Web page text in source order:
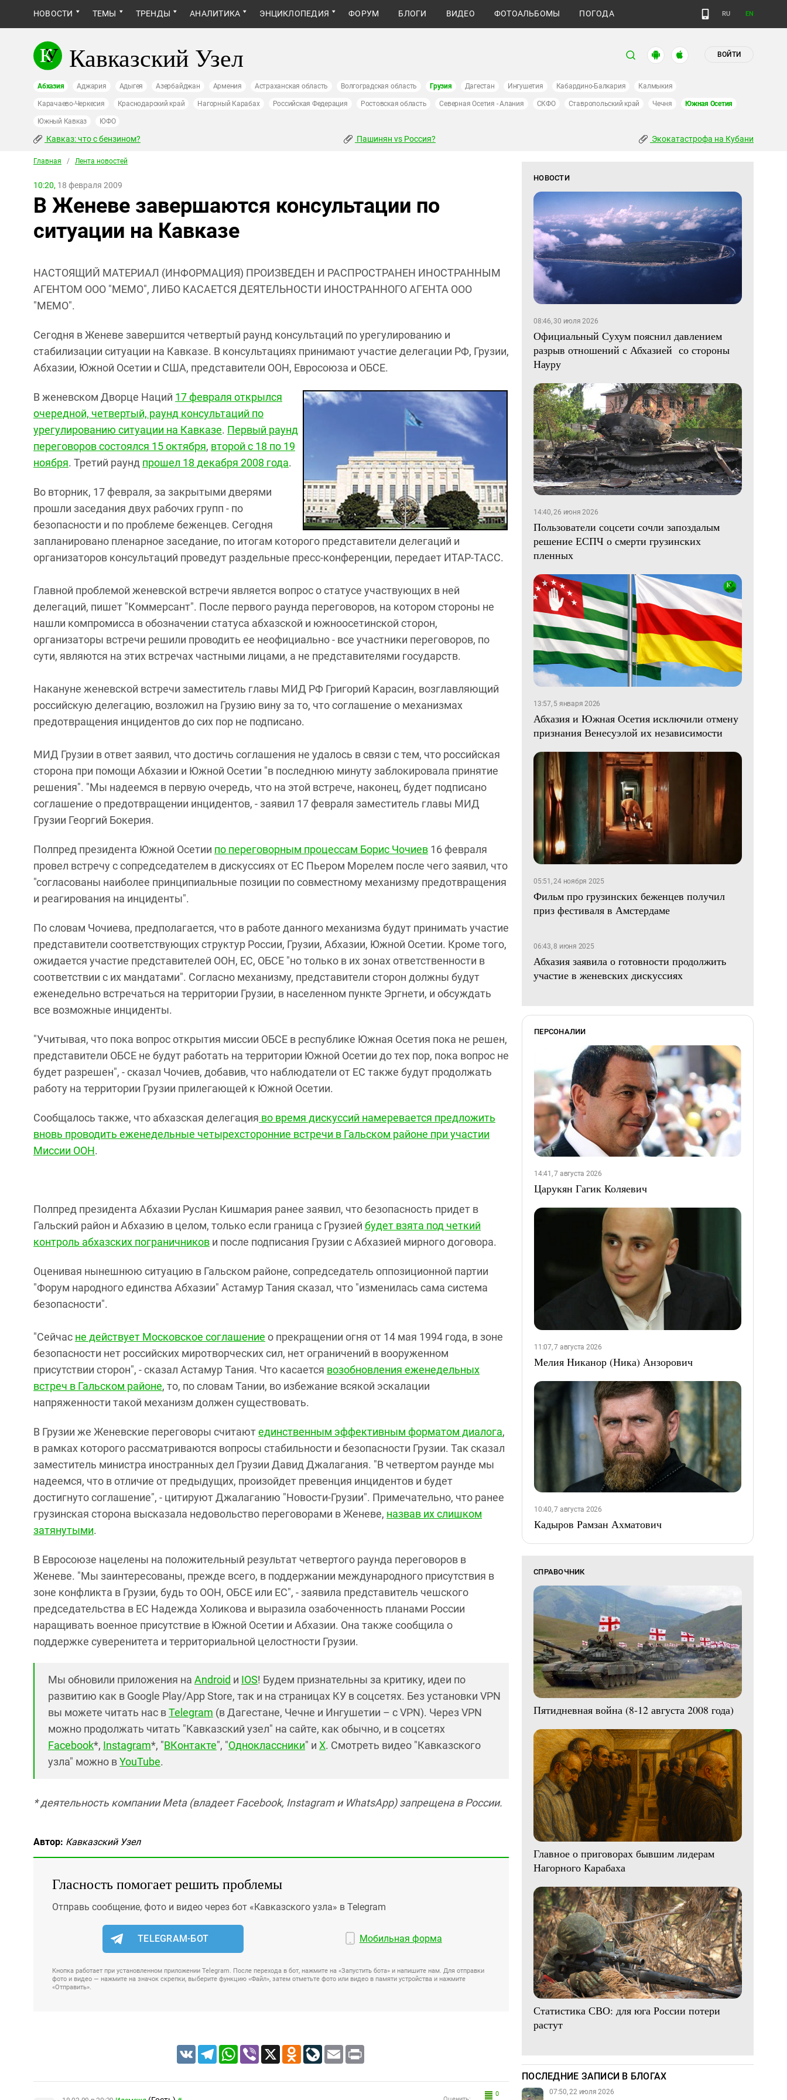
НОВОСТИ ТЕМЫ ТРЕНДЫ АНАЛИТИКА ЭНЦИКЛОПЕДИЯ ФОРУМ БЛОГИ ВИДЕО ФОТОАЛЬБОМЫ ПОГОДА RU EN
Кавказский Узел ВОЙТИ
Абхазия Аджария Адыгея Азербайджан Армения Астраханская область Волгоградская область Грузия Дагестан Ингушетия Кабардино-Балкария Калмыкия
Карачаево-Черкесия Краснодарский край Нагорный Карабах Российская Федерация Ростовская область Северная Осетия - Алания СКФО Ставропольский край Чечня Южная Осетия
Южный Кавказ ЮФО
Кавказ: что с бензином? Пашинян vs Россия? Экокатастрофа на Кубани
Главная / Лента новостей
10:20, 18 февраля 2009
В Женеве завершаются консультации по
ситуации на Кавказе
НАСТОЯЩИЙ МАТЕРИАЛ (ИНФОРМАЦИЯ) ПРОИЗВЕДЕН И РАСПРОСТРАНЕН ИНОСТРАННЫМ
АГЕНТОМ ООО "МЕМО", ЛИБО КАСАЕТСЯ ДЕЯТЕЛЬНОСТИ ИНОСТРАННОГО АГЕНТА ООО
"МЕМО".
Сегодня в Женеве завершится четвертый раунд консультаций по урегулированию и
стабилизации ситуации на Кавказе. В консультациях принимают участие делегации РФ, Грузии,
Абхазии, Южной Осетии и США, представители ООН, Евросоюза и ОБСЕ.
В женевском Дворце Наций 17 февраля открылся
очередной, четвертый, раунд консультаций по
урегулированию ситуации на Кавказе. Первый раунд
переговоров состоялся 15 октября, второй с 18 по 19
ноября. Третий раунд прошел 18 декабря 2008 года.
Во вторник, 17 февраля, за закрытыми дверями
прошли заседания двух рабочих групп - по
безопасности и по проблеме беженцев. Сегодня
запланировано пленарное заседание, по итогам которого представители делегаций и
организаторов консультаций проведут раздельные пресс-конференции, передает ИТАР-ТАСС.
Главной проблемой женевской встречи является вопрос о статусе участвующих в ней
делегаций, пишет "Коммерсант". После первого раунда переговоров, на котором стороны не
нашли компромисса в обозначении статуса абхазской и южноосетинской сторон,
организаторы встречи решили проводить ее неофициально - все участники переговоров, по
сути, являются на этих встречах частными лицами, а не представителями государств.
Накануне женевской встречи заместитель главы МИД РФ Григорий Карасин, возглавляющий
российскую делегацию, возложил на Грузию вину за то, что соглашение о механизмах
предотвращения инцидентов до сих пор не подписано.
МИД Грузии в ответ заявил, что достичь соглашения не удалось в связи с тем, что российская
сторона при помощи Абхазии и Южной Осетии "в последнюю минуту заблокировала принятие
решения". "Мы надеемся в первую очередь, что на этой встрече, наконец, будет подписано
соглашение о предотвращении инцидентов, - заявил 17 февраля заместитель главы МИД
Грузии Георгий Бокерия.
Полпред президента Южной Осетии по переговорным процессам Борис Чочиев 16 февраля
провел встречу с сопредседателем в дискуссиях от ЕС Пьером Морелем после чего заявил, что
"согласованы наиболее принципиальные позиции по совместному механизму предотвращения
и реагирования на инциденты".
По словам Чочиева, предполагается, что в работе данного механизма будут принимать участие
представители соответствующих структур России, Грузии, Абхазии, Южной Осетии. Кроме того,
ожидается участие представителей ООН, ЕС, ОБСЕ "но только в их зонах ответственности в
соответствии с их мандатами". Согласно механизму, представители сторон должны будут
еженедельно встречаться на территории Грузии, в населенном пункте Эргнети, и обсуждать
все возможные инциденты.
"Учитывая, что пока вопрос открытия миссии ОБСЕ в республике Южная Осетия пока не решен,
представители ОБСЕ не будут работать на территории Южной Осетии до тех пор, пока вопрос не
будет разрешен", - сказал Чочиев, добавив, что наблюдатели от ЕС также будут продолжать
работу на территории Грузии прилегающей к Южной Осетии.
Сообщалось также, что абхазская делегация во время дискуссий намеревается предложить
вновь проводить еженедельные четырехсторонние встречи в Гальском районе при участии
Миссии ООН.
Полпред президента Абхазии Руслан Кишмария ранее заявил, что безопасность придет в
Гальский район и Абхазию в целом, только если граница с Грузией будет взята под четкий
контроль абхазских пограничников и после подписания Грузии с Абхазией мирного договора.
Оценивая нынешнюю ситуацию в Гальском районе, сопредседатель оппозиционной партии
"Форум народного единства Абхазии" Астамур Тания сказал, что "изменилась сама система
безопасности".
"Сейчас не действует Московское соглашение о прекращении огня от 14 мая 1994 года, в зоне
безопасности нет российских миротворческих сил, нет ограничений в вооруженном
присутствии сторон", - сказал Астамур Тания. Что касается возобновления еженедельных
встреч в Гальском районе, то, по словам Тании, во избежание всякой эскалации
напряженности такой механизм должен существовать.
В Грузии же Женевские переговоры считаютединственным эффективным форматом диалога,
в рамках которого рассматриваются вопросы стабильности и безопасности Грузии. Так сказал
заместитель министра иностранных дел Грузии Давид Джалагания. "В четвертом раунде мы
надеемся, что в отличие от предыдущих, произойдет превенция инцидентов и будет
достигнуто соглашение", - цитируют Джалаганию "Новости-Грузии". Примечательно, что ранее
грузинская сторона высказала недовольство переговорами в Женеве, назвав их слишком
затянутыми.
В Евросоюзе нацелены на положительный результат четвертого раунда переговоров в
Женеве. "Мы заинтересованы, прежде всего, в поддержании международного присутствия в
зоне конфликта в Грузии, будь то ООН, ОБСЕ или ЕС", - заявила представитель чешского
председательства в ЕС Надежда Холикова и выразила озабоченность планами России
наращивать военное присутствие в Южной Осетии и Абхазии. Она также сообщила о
поддержке суверенитета и территориальной целостности Грузии.
Мы обновили приложения на Android и IOS! Будем признательны за критику, идеи по
развитию как в Google Play/App Store, так и на страницах КУ в соцсетях. Без установки VPN
вы можете читать нас вTelegram (в Дагестане, Чечне и Ингушетии – с VPN). Через VPN
можно продолжать читать "Кавказский узел" на сайте, как обычно, и в соцсетях
Facebook*, Instagram*, "ВКонтакте", "Одноклассники" и X. Смотреть видео "Кавказского
узла" можно вYouTube.
* деятельность компании Meta (владеет Facebook, Instagram и WhatsApp) запрещена в России.
Автор: Кавказский Узел
Гласность помогает решить проблемы
Отправь сообщение, фото и видео через бот «Кавказского узла» в Telegram
TELEGRAM-БОТ Мобильная форма
Кнопка работает при установленном приложении Telegram. После перехода в бот, нажмите на «Запустить бота» и напишите нам. Для отправки
фото и видео — нажмите на значок скрепки, выберите функцию «Файл», затем отметьте фото или видео в памяти устройства и нажмите
«Отправить».
VK TelegramWhatsApp
Viber X Odnoklassniki
LiveJournal
Email
0
НОВОСТИ
08:46, 30 июля 2026
Официальный Сухум пояснил давлением
разрыв отношений с Абхазией со стороны
Науру
14:40, 26 июня 2026
Пользователи соцсети сочли запоздалым
решение ЕСПЧ о смерти грузинских
пленных
13:57, 5 января 2026
Абхазия и Южная Осетия исключили отмену
признания Венесуэлой их независимости
05:51, 24 ноября 2025
Фильм про грузинских беженцев получил
приз фестиваля в Амстердаме
06:43, 8 июня 2025
Абхазия заявила о готовности продолжить
участие в женевских дискуссиях
ПЕРСОНАЛИИ
14:41, 7 августа 2026
Царукян Гагик Коляевич
11:07, 7 августа 2026
Мелия Никанор (Ника) Анзорович
10:40, 7 августа 2026
Кадыров Рамзан Ахматович
СПРАВОЧНИК
Пятидневная война (8-12 августа 2008 года)
Главное о приговорах бывшим лидерам
Нагорного Карабаха
Статистика СВО: для юга России потери
растут
ПОСЛЕДНИЕ ЗАПИСИ В БЛОГАХ
07:50, 22 июля 2026